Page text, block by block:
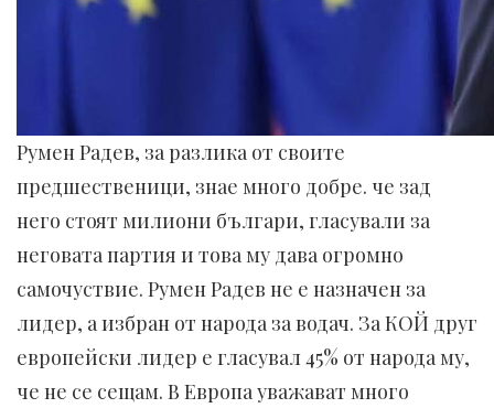
Румен Радев, за разлика от своите
предшественици, знае много добре. че зад
него стоят милиони българи, гласували за
неговата партия и това му дава огромно
самочуствие. Румен Радев не е назначен за
лидер, а избран от народа за водач. За КОЙ друг
европейски лидер е гласувал 45% от народа му,
че не се сещам. В Европа уважават много